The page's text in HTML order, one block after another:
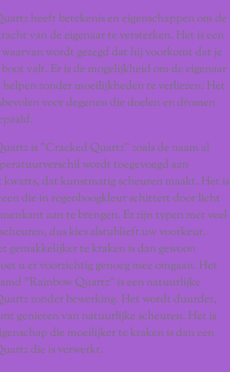
heeft betekenis en eigenschappen om de
van de eigenaar te versterken. Het is een
wordt gezegd dat hij voorkomt dat je
valt. Er is de mogelijkheid om de eigenaar
zonder moeilijkheden te verliezen. Het
voor degenen die doelen en dromen
is "Cracked Quartz" zoals de naam al
wordt toegevoegd aan
dat kunstmatig scheuren maakt. Het is
die in regenboogkleur schittert door licht
aan te brengen. Er zijn typen met veel
dus kies alstublieft uw voorkeur.
gemakkelijker te kraken is dan gewoon
u er voorzichtig genoeg mee omgaan. Het
"Rainbow Quartz" is een natuurlijke
zonder bewerking. Het wordt duurder,
genieten van natuurlijke scheuren. Het is
die moeilijker te kraken is dan een
die is verwerkt.